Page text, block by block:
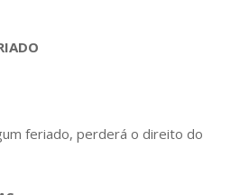
feriado, perderá o direito do